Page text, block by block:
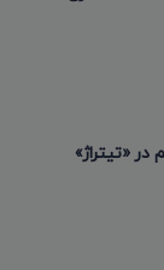
«تیتراژ»